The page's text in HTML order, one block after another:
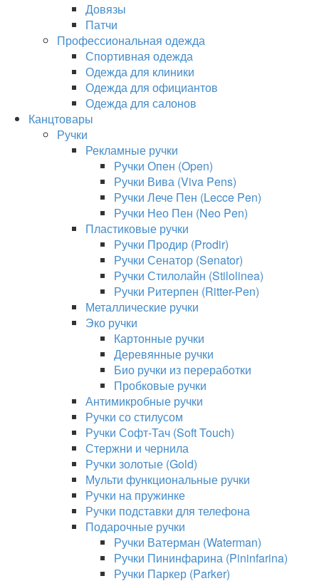
Довязы
Патчи
Профессиональная одежда
Спортивная одежда
Одежда для клиники
Одежда для официантов
Одежда для салонов
Канцтовары
Ручки
Рекламные ручки
Ручки Опен (Open)
Ручки Вива (Viva Pens)
Ручки Лече Пен (Lecce Pen)
Ручки Нео Пен (Neo Pen)
Пластиковые ручки
Ручки Продир (Prodir)
Ручки Сенатор (Senator)
Ручки Стилолайн (Stilolinea)
Ручки Ритерпен (Ritter-Pen)
Металлические ручки
Эко ручки
Картонные ручки
Деревянные ручки
Био ручки из переработки
Пробковые ручки
Антимикробные ручки
Ручки со стилусом
Ручки Софт-Тач (Soft Touch)
Стержни и чернила
Ручки золотые (Gold)
Мульти функциональные ручки
Ручки на пружинке
Ручки подставки для телефона
Подарочные ручки
Ручки Ватерман (Waterman)
Ручки Пининфарина (Pininfarina)
Ручки Паркер (Parker)